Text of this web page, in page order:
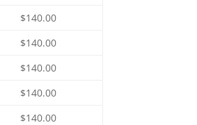
$140.00
$140.00
$140.00
$140.00
$140.00